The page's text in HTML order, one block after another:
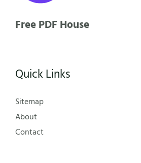
Free PDF House
Quick Links
Sitemap
About
Contact